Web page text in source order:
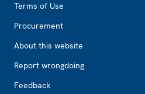
Terms of Use
Procurement
About this website
Report wrongdoing
Feedback